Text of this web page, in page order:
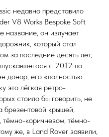
недавно представило
V8 Works Bespoke Soft
название, он излучает
который стал
за последние десять лет,
с 2012 по
донор, его «полностью
это лёгкая ретро-
стоило бы говорить, не
брезентовой крышей,
тёмно-коричневом, тёмно-
же, в Land Rover заявили,